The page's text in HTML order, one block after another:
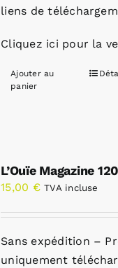
liens de
Cliquez ici pour la
Ajouter au
panier
L’Ouïe Magazine
15,00 € TVA incluse
Sans expédition –
uniquement